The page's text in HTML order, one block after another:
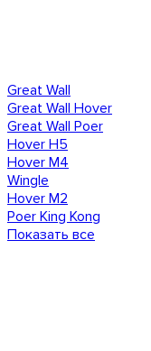
Great Wall
Great Wall Hover
Great Wall Poer
Hover H5
Hover M4
Wingle
Hover M2
Poer King Kong
Показать все